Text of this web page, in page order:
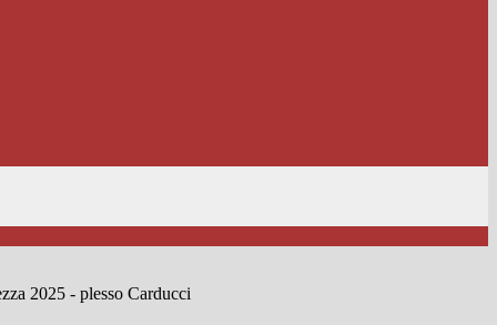
2025 - plesso Carducci